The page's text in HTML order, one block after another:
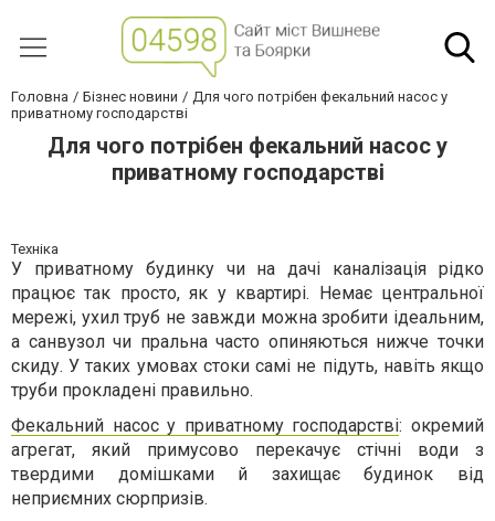
Головна Бізнес новини
Для чого потрібен фекальний насос у
приватному господарстві
Для чого потрібен фекальний насос у
приватному господарстві
Техніка
У приватному будинку чи на дачі каналізація рідко
працює так просто, як у квартирі. Немає центральної
мережі, ухил труб не завжди можна зробити ідеальним,
а санвузол чи пральна часто опиняються нижче точки
скиду. У таких умовах стоки самі не підуть, навіть якщо
труби прокладені правильно.
Фекальний насос у приватному господарстві: окремий
агрегат, який примусово перекачує стічні води з
твердими домішками й захищає будинок від
неприємних сюрпризів.